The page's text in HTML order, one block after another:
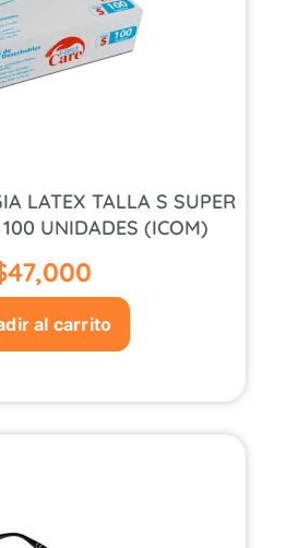
LATEX TALLA S SUPER
UNIDADES (ICOM)
47,000
al carrito